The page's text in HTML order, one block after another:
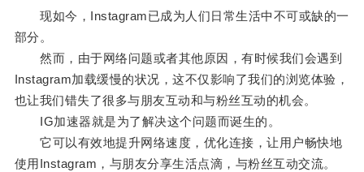
现如今，Instagram已成为人们日常生活中不可或缺的一
部分。
然而，由于网络问题或者其他原因，有时候我们会遇到
Instagram加载缓慢的状况，这不仅影响了我们的浏览体验，
也让我们错失了很多与朋友互动和与粉丝互动的机会。
IG加速器就是为了解决这个问题而诞生的。
它可以有效地提升网络速度，优化连接，让用户畅快地
使用Instagram，与朋友分享生活点滴，与粉丝互动交流。